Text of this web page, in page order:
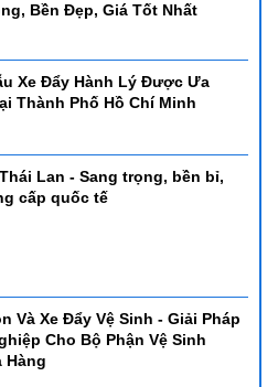
Bền Đẹp, Giá Tốt Nhất
Xe Đẩy Hành Lý Được Ưa
Thành Phố Hồ Chí Minh
Lan - Sang trọng, bền bỉ,
cấp quốc tế
Và Xe Đẩy Vệ Sinh - Giải Pháp
Cho Bộ Phận Vệ Sinh
Hàng